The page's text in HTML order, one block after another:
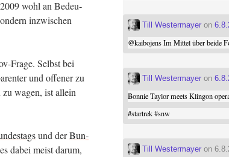
2009 wohl an Bedeu­
inzwi­schen
Frage. Selbst bei
und offe­ner zu
wagen, ist allein
und derBun­
dabei meist dar­um,
Till Westermayer on
@kaibojensIm Mittel über beide
Till Westermayer on
Bonnie Taylor meets Klingon
#startrek #snw
Till Westermayer on